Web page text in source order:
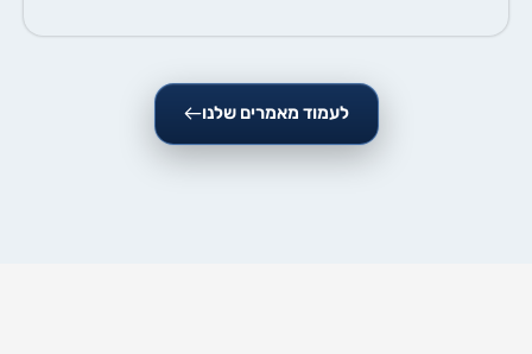
לעמוד מאמרים שלנו